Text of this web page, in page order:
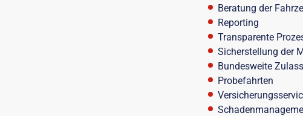
Beratung der
Reporting
Transparente
Sicherstellung der
Bundesweite
Probefahrten